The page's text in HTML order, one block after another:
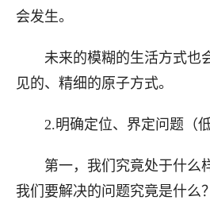
会发生。
未来的模糊的生活方式也
见的、精细的原子方式。
2.明确定位、界定问题（
第一，我们究竟处于什么
我们要解决的问题究竟是什么？